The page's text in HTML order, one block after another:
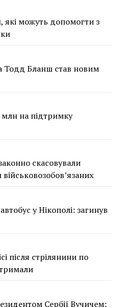
які можуть допомогти з
Тодд Бланш став новим
млн на підтримку
скасовували
у Нікополі: загинув
після стрілянини по
Сербії Вучичем: